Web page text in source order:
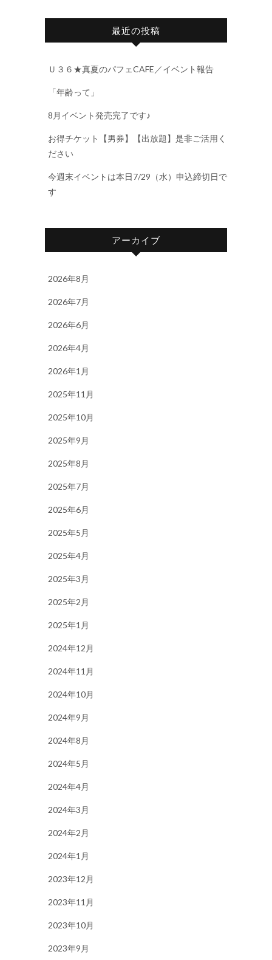
最近の投稿
Ｕ３６★真夏のパフェCAFE／イベント報告
「年齢って」
8月イベント発売完了です♪
お得チケット【男券】【出放題】是非ご活用く
ださい
今週末イベントは本日7/29（水）申込締切日で
す
アーカイブ
2026年8月
2026年7月
2026年6月
2026年4月
2026年1月
2025年11月
2025年10月
2025年9月
2025年8月
2025年7月
2025年6月
2025年5月
2025年4月
2025年3月
2025年2月
2025年1月
2024年12月
2024年11月
2024年10月
2024年9月
2024年8月
2024年5月
2024年4月
2024年3月
2024年2月
2024年1月
2023年12月
2023年11月
2023年10月
2023年9月